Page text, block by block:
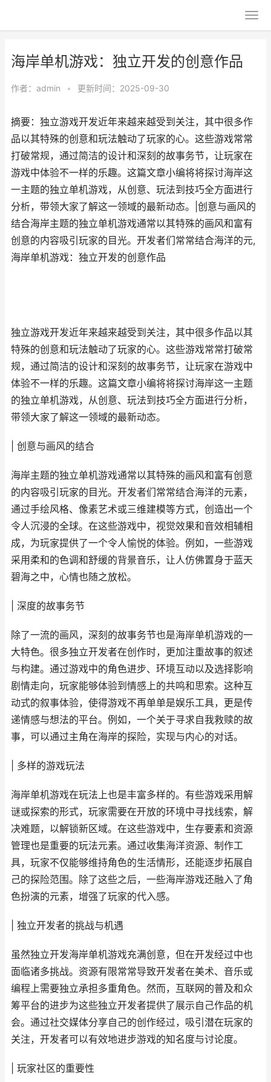
海岸单机游戏：独立开发的创意作品
作者： admin • 更新时间：2025-09-30
摘要：独立游戏开发近年来越来越受到关注，其中很多作
品以其特殊的创意和玩法触动了玩家的心。这些游戏常常
打破常规，通过简洁的设计和深刻的故事务节，让玩家在
游戏中体验不一样的乐趣。这篇文章小编将将探讨海岸这
一主题的独立单机游戏，从创意、玩法到技巧全方面进行
分析，带领大家了解这一领域的最新动态。|创意与画风的
结合海岸主题的独立单机游戏通常以其特殊的画风和富有
创意的内容吸引玩家的目光。开发者们常常结合海洋的元,
海岸单机游戏：独立开发的创意作品
独立游戏开发近年来越来越受到关注，其中很多作品以其
特殊的创意和玩法触动了玩家的心。这些游戏常常打破常
规，通过简洁的设计和深刻的故事务节，让玩家在游戏中
体验不一样的乐趣。这篇文章小编将将探讨海岸这一主题
的独立单机游戏，从创意、玩法到技巧全方面进行分析，
带领大家了解这一领域的最新动态。
| 创意与画风的结合
海岸主题的独立单机游戏通常以其特殊的画风和富有创意
的内容吸引玩家的目光。开发者们常常结合海洋的元素，
通过手绘风格、像素艺术或三维建模等方式，创造出一个
令人沉浸的全球。在这些游戏中，视觉效果和音效相辅相
成，为玩家提供了一个令人愉悦的体验。例如，一些游戏
采用柔和的色调和舒缓的背景音乐，让人仿佛置身于蓝天
碧海之中，心情也随之放松。
| 深度的故事务节
除了一流的画风，深刻的故事务节也是海岸单机游戏的一
大特色。很多独立开发者在创作时，更加注重故事的叙述
与构建。通过游戏中的角色进步、环境互动以及选择影响
剧情走向，玩家能够体验到情感上的共鸣和思索。这种互
动式的叙事体验，使得游戏不再单单是娱乐工具，更是传
递情感与想法的平台。例如，一个关于寻求自我救赎的故
事，可以通过主角在海岸的探险，实现与内心的对话。
| 多样的游戏玩法
海岸单机游戏在玩法上也是丰富多样的。有些游戏采用解
谜或探索的形式，玩家需要在开放的环境中寻找线索，解
决难题，以解锁新区域。在这些游戏中，生存要素和资源
管理也是重要的玩法元素。通过收集海洋资源、制作工
具，玩家不仅能够维持角色的生活情形，还能逐步拓展自
己的探险范围。除了这些之后，一些海岸游戏还融入了角
色扮演的元素，增强了玩家的代入感。
| 独立开发者的挑战与机遇
虽然独立开发海岸单机游戏充满创意，但在开发经过中也
面临诸多挑战。资源有限常常导致开发者在美术、音乐或
编程上需要独立承担多重角色。然而，互联网的普及和众
筹平台的进步为这些独立开发者提供了展示自己作品的机
会。通过社交媒体分享自己的创作经过，吸引潜在玩家的
关注，开发者可以有效地进步游戏的知名度与讨论度。
| 玩家社区的重要性